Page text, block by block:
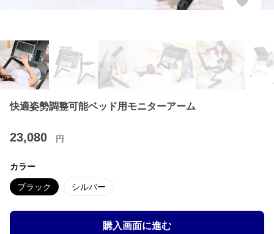
快適姿勢調整可能ベッド用モニターアーム
23,080 円
カラー
ブラック シルバー
購入画面に進む